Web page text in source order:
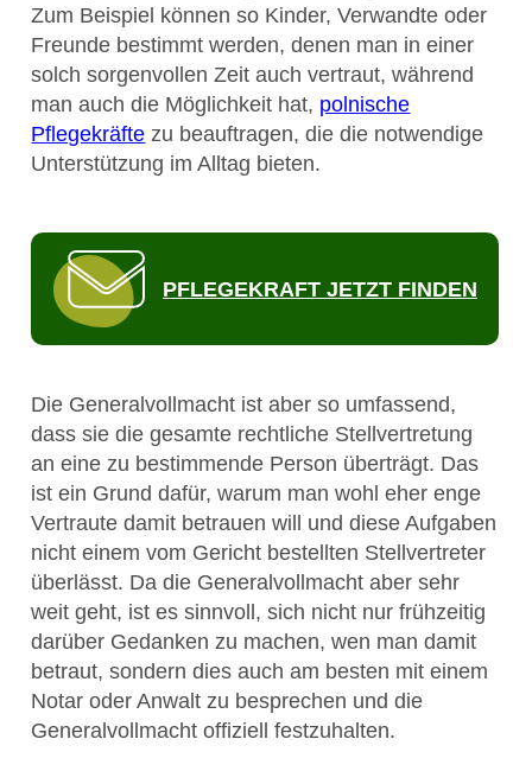
Zum Beispiel können so Kinder, Verwandte oder
Freunde bestimmt werden, denen man in einer
solch sorgenvollen Zeit auch vertraut, während
man auch die Möglichkeit hat, polnische
Pflegekräfte zu beauftragen, die die notwendige
Unterstützung im Alltag bieten.
PFLEGEKRAFT JETZT FINDEN
Die Generalvollmacht ist aber so umfassend,
dass sie die gesamte rechtliche Stellvertretung
an eine zu bestimmende Person überträgt. Das
ist ein Grund dafür, warum man wohl eher enge
Vertraute damit betrauen will und diese Aufgaben
nicht einem vom Gericht bestellten Stellvertreter
überlässt. Da die Generalvollmacht aber sehr
weit geht, ist es sinnvoll, sich nicht nur frühzeitig
darüber Gedanken zu machen, wen man damit
betraut, sondern dies auch am besten mit einem
Notar oder Anwalt zu besprechen und die
Generalvollmacht offiziell festzuhalten.